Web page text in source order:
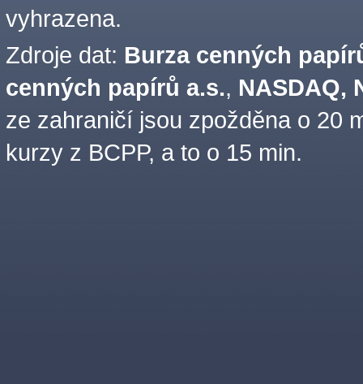
vyhrazena.
Zdroje dat: Burza cenných
cenných papírů a.s., NASDAQ,
ze zahraničí jsou zpožděna o 20
kurzy z BCPP, a to o 15 min.